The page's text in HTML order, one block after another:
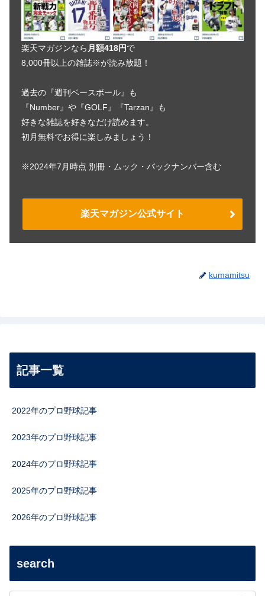
楽天マガジンなら 月額418円で
8,000冊以上の雑誌※が読み放題！
過去の『週刊ベースボール』も
『Number』や『GOLF』『Tarzan』も
好きな雑誌を好きなだけ読めます。
初月無料でお得に楽しみましょう！
※2024年7月時点 別冊・ムック・バックナンバー含む
楽天マガジン公式サイト
kumamitsu
記事一覧
2022年のプロ野球記事
2023年のプロ野球記事
2024年のプロ野球記事
2025年のプロ野球記事
2026年のプロ野球記事
search